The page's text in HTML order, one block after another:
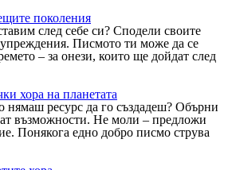
поколения
след себе си? Сподели своите
Писмото ти може да се
– за онези, които ще дойдат след
хора на планетата
нямаш ресурс да го създадеш? Обърни
възможности. Не моли – предложи
Понякога едно добро писмо струва